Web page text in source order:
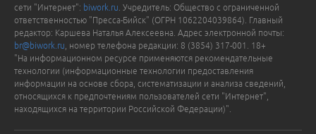
сети "Интернет": biwork.ru . Учредитель: Общество с ограниченной
ответственностью "Пресса-Бийск" (ОГРН 1062204039864). Главный
редактор: Каршева Наталья Алексеевна. Адрес электронной почты:
br@biwork.ru , номер телефона редакции: 8 (3854) 317-001. 18+
"На информационном ресурсе применяются рекомендательные
технологии (информационные технологии предоставления
информации на основе сбора, систематизации и анализа сведений,
относящихся к предпочтениям пользователей сети "Интернет",
находящихся на территории Российской Федерации)".